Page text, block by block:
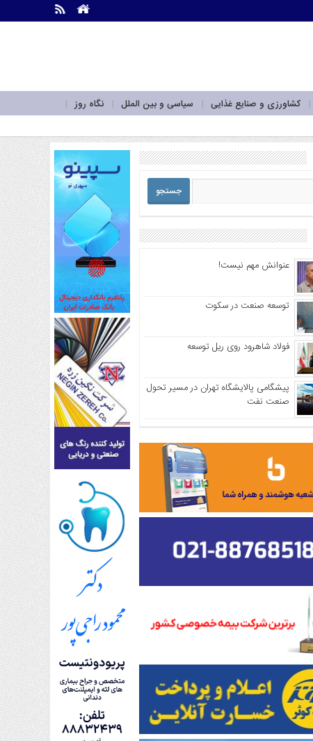
کشاورزی و صنایع غذایی سیاسی و بین الملل
نگاه روز
عنوانش مهم نیست!
توسعه صنعت در سکوت
فولاد شاهرود روی ریل توسعه
پیشگامی پالایشگاه تهران در مسیر تحول
صنعت نفت